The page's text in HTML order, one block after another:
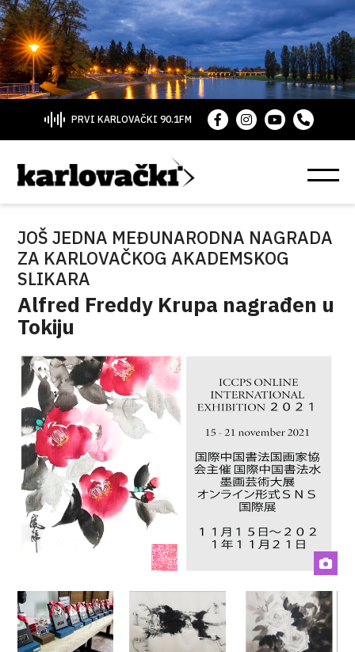
PRVI KARLOVAČKI 90.1FM
JOŠ JEDNA MEĐUNARODNA NAGRADA
ZA KARLOVAČKOG AKADEMSKOG
SLIKARA
Alfred Freddy Krupa nagrađen u
Tokiju